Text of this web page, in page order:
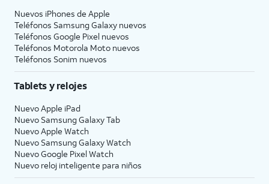
Nuevos iPhones de Apple
Teléfonos Samsung Galaxy nuevos
Teléfonos Google Pixel nuevos
Teléfonos Motorola Moto nuevos
Teléfonos Sonim nuevos
Tablets y relojes
Nuevo Apple iPad
Nuevo Samsung Galaxy Tab
Nuevo Apple Watch
Nuevo Samsung Galaxy Watch
Nuevo Google Pixel Watch
Nuevo reloj inteligente para niños